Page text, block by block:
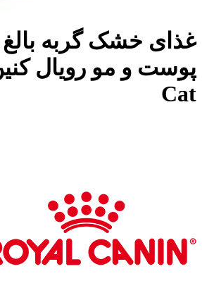
غذای خشک گربه بالغ
Cat